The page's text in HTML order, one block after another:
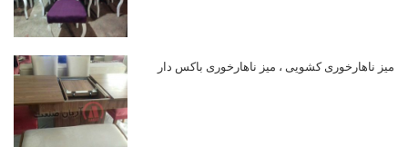
میز ناهارخوری کشویی ، میز ناهارخوری باکس دار